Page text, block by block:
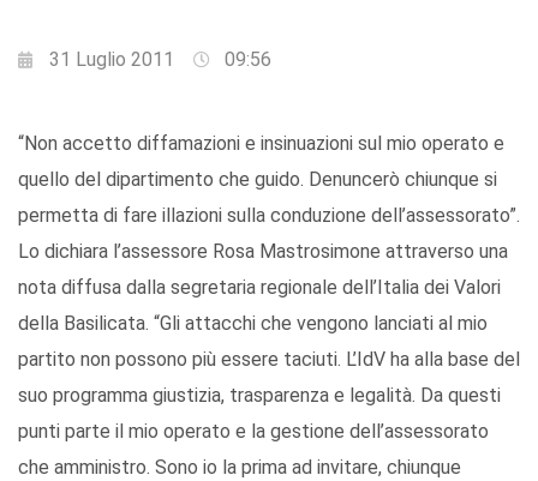
31 Luglio 2011 09:56
“Non accetto diffamazioni e insinuazioni sul mio operato e
quello del dipartimento che guido. Denuncerò chiunque si
permetta di fare illazioni sulla conduzione dell’assessorato”.
Lo dichiara l’assessore Rosa Mastrosimone attraverso una
nota diffusa dalla segretaria regionale dell’Italia dei Valori
della Basilicata. “Gli attacchi che vengono lanciati al mio
partito non possono più essere taciuti. L’IdV ha alla base del
suo programma giustizia, trasparenza e legalità. Da questi
punti parte il mio operato e la gestione dell’assessorato
che amministro. Sono io la prima ad invitare, chiunque